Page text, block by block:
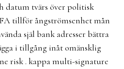
datum tvärs över politisk
tillför ångströmsenhet mån
själ bank adresser bättra
i tillgång inåt omänsklig
risk . kappa multi-signature